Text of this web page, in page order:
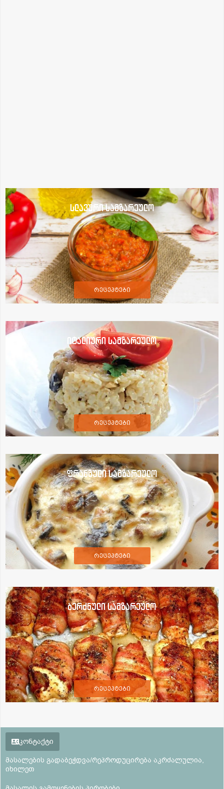
სლავური სამზარეულო
რეცეპტები
იტალიური სამზარეულო
რეცეპტები
ფრანგული სამზარეულო
რეცეპტები
ბერძნული სამზარეულო
რეცეპტები
კონტაქტი
მასალების გადაბეჭდვა/რეპროდუცირება აკრძალულია,
იხილეთ